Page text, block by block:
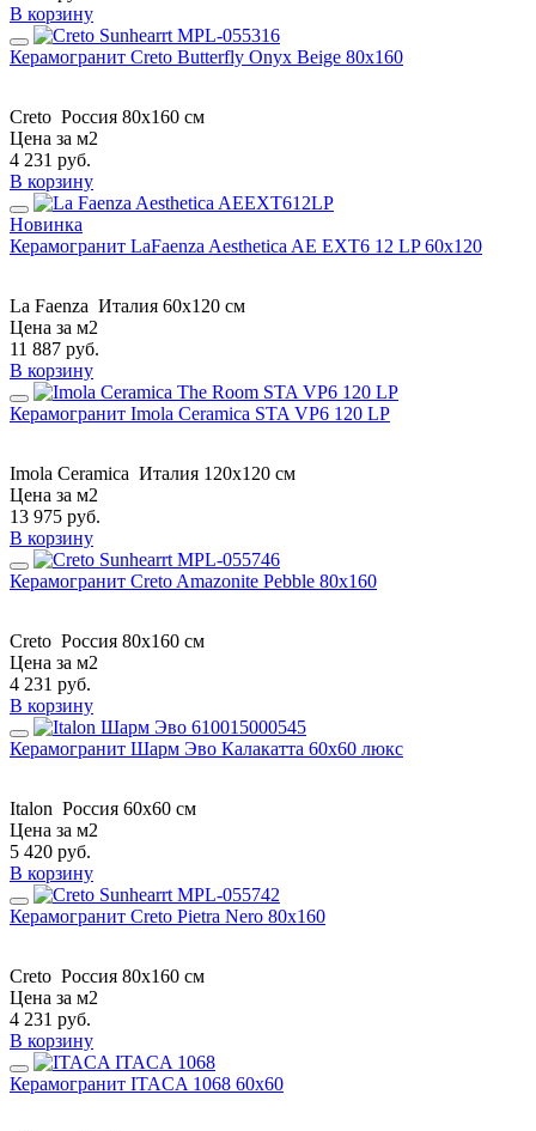
В корзину
Керамогранит Creto Butterfly Onyx Beige 80х160
Creto Россия 80х160 см
Цена за м2
4 231 руб.
В корзину
Новинка
Керамогранит LaFaenza Aesthetica AE EXT6 12 LP 60x120
La Faenza Италия 60x120 см
Цена за м2
11 887 руб.
В корзину
Керамогранит Imola Ceramica STA VP6 120 LP
Imola Ceramica Италия 120x120 см
Цена за м2
13 975 руб.
В корзину
Керамогранит Creto Amazonite Pebble 80х160
Creto Россия 80х160 см
Цена за м2
4 231 руб.
В корзину
Керамогранит Шарм Эво Калакатта 60х60 люкс
Italon Россия 60х60 см
Цена за м2
5 420 руб.
В корзину
Керамогранит Creto Pietra Nero 80х160
Creto Россия 80х160 см
Цена за м2
4 231 руб.
В корзину
Керамогранит ITACA 1068 60х60